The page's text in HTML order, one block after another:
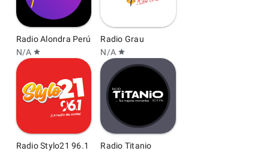
Radio Alondra Perú
N/A star
Radio Grau
N/A star
Radio Stylo21 96.1
Radio Titanio